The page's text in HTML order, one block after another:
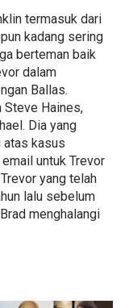
termasuk dari
kadang sering
berteman baik
dalam
Ballas.
Steve Haines,
Dia yang
atas kasus
untuk Trevor
yang telah
lalu sebelum
menghalangi